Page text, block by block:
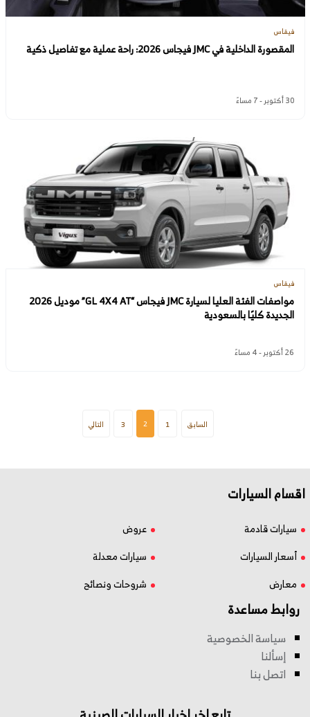
فيقاس
المقصورة الداخلية في JMC فيجاس 2026: راحة عملية مع تفاصيل ذكية
30 أكتوبر - 7 مساءً
فيقاس
مواصفات الفئة العليا لسيارة JMC فيجاس “GL 4X4 AT” موديل 2026
الجديدة كليًا بالسعودية
26 أكتوبر - 4 مساءً
السابق 1
2
3 التالي
اقسام السيارات
سيارات قادمة
عروض
أسعار السيارات
سيارات معدلة
معارض
شروحات ونصائح
روابط مساعدة
سياسة الخصوصية
إسألنا
اتصل بنا